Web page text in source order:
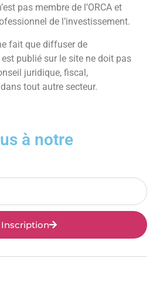
pas membre de l’ORCA et
de l’investissement.
fait que diffuser de
publié sur le site ne doit pas
juridique, fiscal,
tout autre secteur.
à notre
Inscription